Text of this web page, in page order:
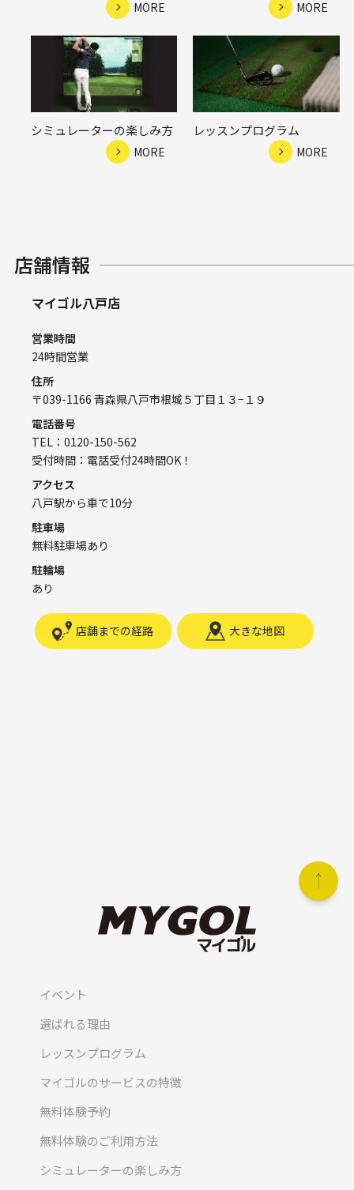
MORE MORE
シミュレーターの楽しみ方
MORE
レッスンプログラム
MORE
店舗情報
マイゴル八戸店
営業時間
24時間営業
住所
〒039-1166 青森県八戸市根城５丁目１３−１９
電話番号
TEL：0120-150-562
受付時間：電話受付24時間OK！
アクセス
八戸駅から車で10分
駐車場
無料駐車場あり
駐輪場
あり
店舗までの経路 大きな地図
イベント
選ばれる理由
レッスンプログラム
マイゴルのサービスの特徴
無料体験予約
無料体験のご利用方法
シミュレーターの楽しみ方